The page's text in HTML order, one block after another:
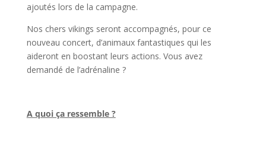
ajoutés lors de la campagne.
Nos chers vikings seront accompagnés, pour ce
nouveau concert, d’animaux fantastiques qui les
aideront en boostant leurs actions. Vous avez
demandé de l’adrénaline ?
A quoi ça ressemble ?